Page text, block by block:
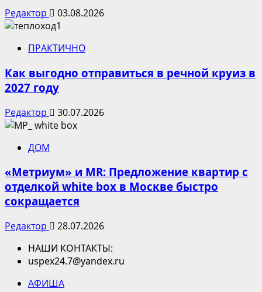
Редактор 03.08.2026
ПРАКТИЧНО
Как выгодно отправиться в речной круиз в
2027 году
Редактор 30.07.2026
ДОМ
«Метриум» и MR: Предложение квартир с
отделкой white box в Москве быстро
сокращается
Редактор
28.07.2026
НАШИ КОНТАКТЫ:
uspex24.7@yandex.ru
АФИША